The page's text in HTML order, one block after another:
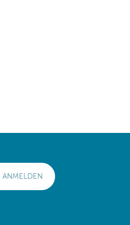
ANMELDEN